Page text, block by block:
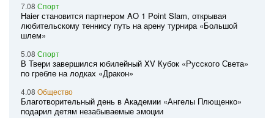
7.08 Спорт
Haier становится партнером AO 1 Point Slam, открывая
любительскому теннису путь на арену турнира «Большой
шлем»
5.08 Спорт
В Твери завершился юбилейный XV Кубок «Русского Света»
по гребле на лодках «Дракон»
4.08 Общество
Благотворительный день в Академии «Ангелы Плющенко»
подарил детям незабываемые эмоции